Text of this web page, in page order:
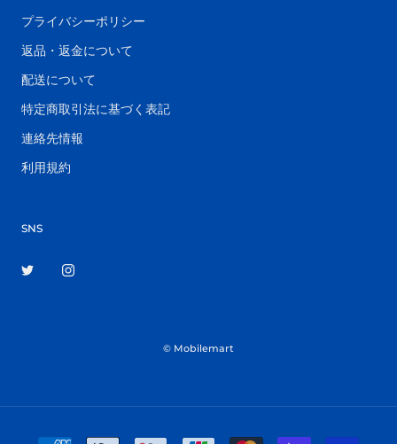
プライバシーポリシー
返品・返金について
配送について
特定商取引法に基づく表記
連絡先情報
利用規約
SNS
© Mobilemart